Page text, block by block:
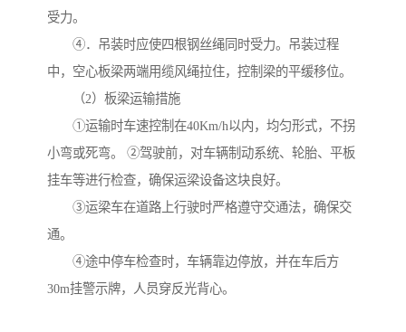
受力。
④．吊装时应使四根钢丝绳同时受力。吊装过程
中，空心板梁两端用缆风绳拉住，控制梁的平缓移位。
（2）板梁运输措施
①运输时车速控制在40Km/h以内，均匀形式，不拐
小弯或死弯。 ②驾驶前，对车辆制动系统、轮胎、平板
挂车等进行检查，确保运梁设备这块良好。
③运梁车在道路上行驶时严格遵守交通法，确保交
通。
④途中停车检查时，车辆靠边停放，并在车后方
30m挂警示牌，人员穿反光背心。